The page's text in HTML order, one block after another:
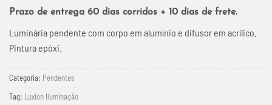
Prazo de entrega 60 dias corridos + 10 dias de frete.
Luminária pendente com corpo em alumínio e difusor em acrílico.
Pintura epóxi.
Categoria: Pendentes
Tag: Luxion Iluminação